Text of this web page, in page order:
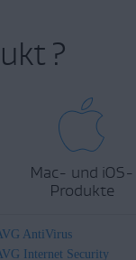
?
Mac- und iOS-
Produkte
AntiVirus
Internet Security